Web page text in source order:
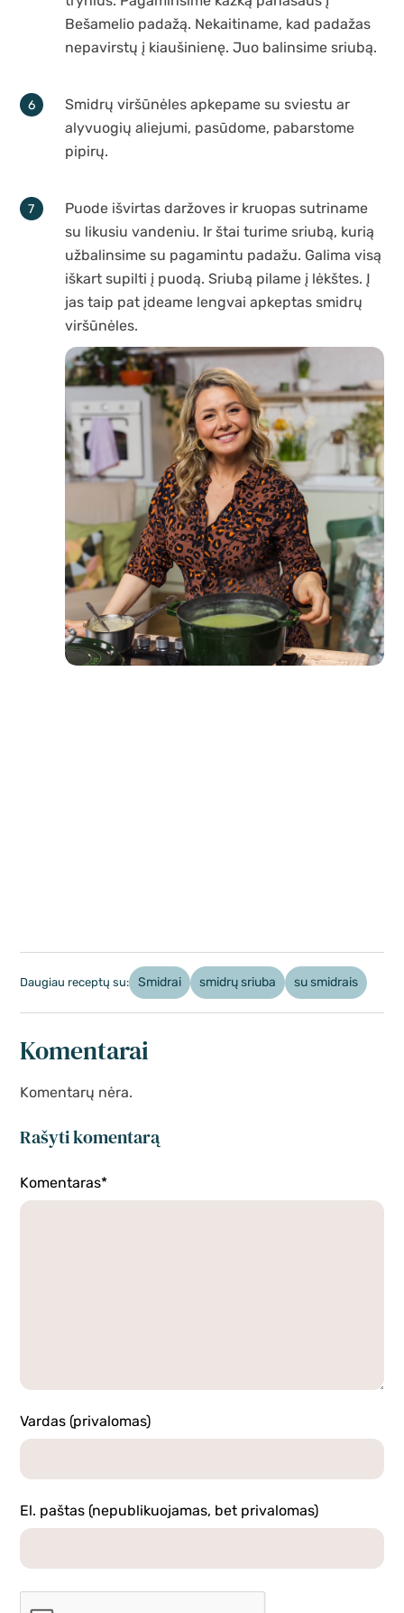
Bešamelio padažą. Nekaitiname, kad padažas
nepavirstų į kiaušinienę. Juo balinsime sriubą.
Smidrų viršūnėles apkepame su sviestu ar
alyvuogių aliejumi, pasūdome, pabarstome
pipirų.
Puode išvirtas daržoves ir kruopas sutriname
su likusiu vandeniu. Ir štai turime sriubą, kurią
užbalinsime su pagamintu padažu. Galima visą
iškart supilti į puodą. Sriubą pilame į lėkštes. Į
jas taip pat įdeame lengvai apkeptas smidrų
viršūnėles.
Daugiau receptų su: Smidrai smidrų sriuba su smidrais
Komentarai
Komentarų nėra.
Rašyti komentarą
Komentaras*
Vardas (privalomas)
El. paštas (nepublikuojamas, bet privalomas)